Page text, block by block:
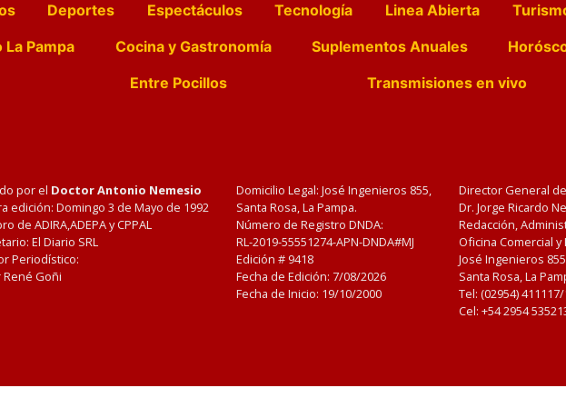
Deportes Espectáculos Tecnología Linea Abierta
La Pampa Cocina y Gastronomía Suplementos Anuales
Entre Pocillos Transmisiones en vivo
por el Doctor Antonio Nemesio
edición: Domingo 3 de Mayo de 1992
de ADIRA,ADEPA y CPPAL
El Diario SRL
Periodístico:
René Goñi
Domicilio Legal: José Ingenieros 855,
Santa Rosa, La Pampa.
Número de Registro DNDA:
RL-2019-55551274-APN-DNDA#MJ
Edición # 9418
Fecha de Edición: 7/08/2026
Fecha de Inicio: 19/10/2000
Director General
Dr. Jorge Ricardo
Redacción,
Oficina Comercial
José Ingenieros
Santa Rosa, La
Tel: (02954)
Cel: +54 2954